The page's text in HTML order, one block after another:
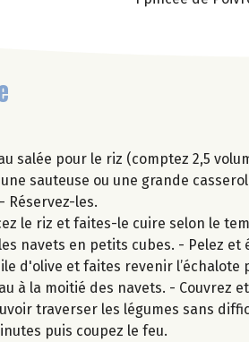
salée pour le riz (comptez 2,5
une sauteuse ou une grande
Réservez-les.
le riz et faites-le cuire selon le
les navets en petits cubes. - Pelez
d'olive et faites revenir
à la moitié des navets. -
traverser les légumes sans
puis coupez le feu.